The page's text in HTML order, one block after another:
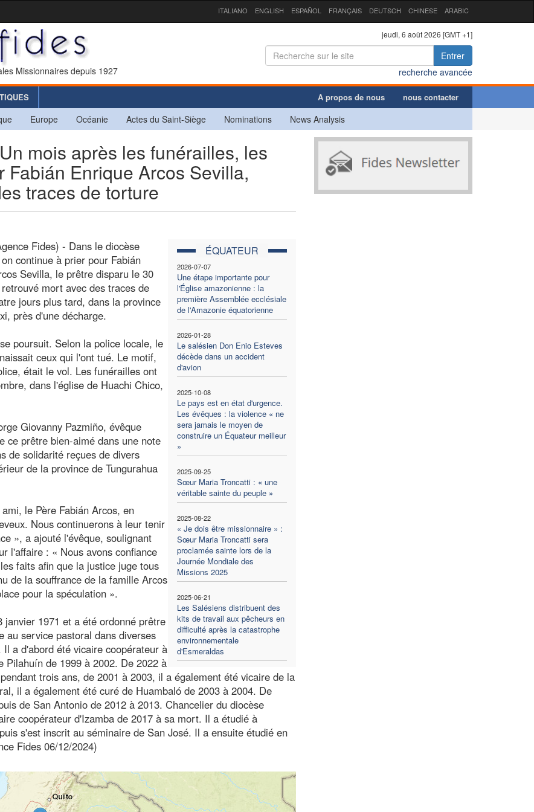
ITALIANO ENGLISH ESPAÑOL FRANÇAIS DEUTSCH CHINESE ARABIC
Missionnaires depuis 1927
jeudi, 6 août 2026 [GMT +1]
Entrer
recherche avancée
A propos de nous nous contacter
Europe Océanie Actes du Saint-Siège Nominations News Analysis
mois après les funérailles, les
Enrique Arcos Sevilla,
traces de torture
ÉQUATEUR
2026-07-07
Une étape importante pour
l'Église amazonienne : la
première Assemblée ecclésiale
de l'Amazonie équatorienne
2026-01-28
Le salésien Don Enio Esteves
décède dans un accident
d'avion
2025-10-08
Le pays est en état d'urgence.
Les évêques : la violence « ne
sera jamais le moyen de
construire un Équateur meilleur
»
2025-09-25
Sœur Maria Troncatti : « une
véritable sainte du peuple »
2025-08-22
« Je dois être missionnaire » :
Sœur Maria Troncatti sera
proclamée sainte lors de la
Journée Mondiale des
Missions 2025
2025-06-21
Les Salésiens distribuent des
kits de travail aux pêcheurs en
difficulté après la catastrophe
environnementale
d'Esmeraldas
Fides) - Dans le diocèse
continue à prier pour Fabián
Sevilla, le prêtre disparu le 30
mort avec des traces de
jours plus tard, dans la province
près d'une décharge.
poursuit. Selon la police locale, le
ceux qui l'ont tué. Le motif,
était le vol. Les funérailles ont
dans l'église de Huachi Chico,
Giovanny Pazmiño, évêque
ce prêtre bien-aimé dans une note
de solidarité reçues de divers
de la province de Tungurahua
le Père Fabián Arcos, en
Nous continuerons à leur tenir
», a ajouté l'évêque, soulignant
l'affaire : « Nous avons confiance
faits afin que la justice juge tous
de la souffrance de la famille Arcos
pour la spéculation ».
1971 et a été ordonné prêtre
au service pastoral dans diverses
a d'abord été vicaire coopérateur à
Pilahuín de 1999 à 2002. De 2022 à
trois ans, de 2001 à 2003, il a également été vicaire de la
il a également été curé de Huambaló de 2003 à 2004. De
de San Antonio de 2012 à 2013. Chancelier du diocèse
coopérateur d'Izamba de 2017 à sa mort. Il a étudié à
s'est inscrit au séminaire de San José. Il a ensuite étudié en
Fides 06/12/2024)